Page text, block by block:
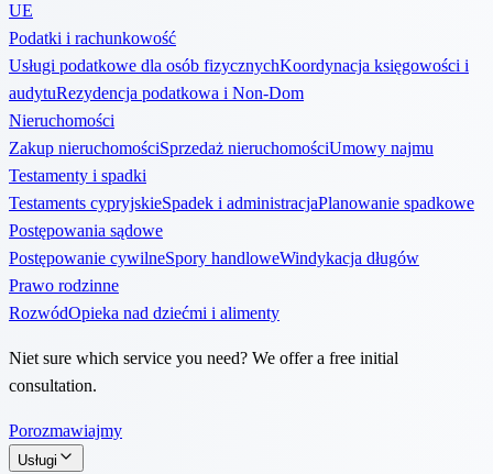
UE
Podatki i rachunkowość
Usługi podatkowe dla osób fizycznychKoordynacja księgowości i
audytuRezydencja podatkowa i Non-Dom
Nieruchomości
Zakup nieruchomościSprzedaż nieruchomościUmowy najmu
Testamenty i spadki
Testaments cypryjskieSpadek i administracjaPlanowanie spadkowe
Postępowania sądowe
Postępowanie cywilneSpory handloweWindykacja długów
Prawo rodzinne
RozwódOpieka nad dziećmi i alimenty
Niet sure which service you need? We offer a free initial
consultation.
Porozmawiajmy
Usługi